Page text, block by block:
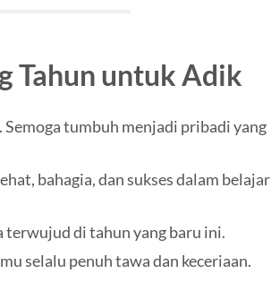
Tahun untukAdik
tumbuh menjadi pribadi yang
bahagia, dan sukses dalam belajar
terwujud di tahun yang baru ini.
selalu penuh tawa dan keceriaan.